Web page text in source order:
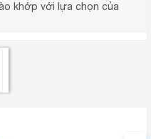
khớp với lựa chọn của